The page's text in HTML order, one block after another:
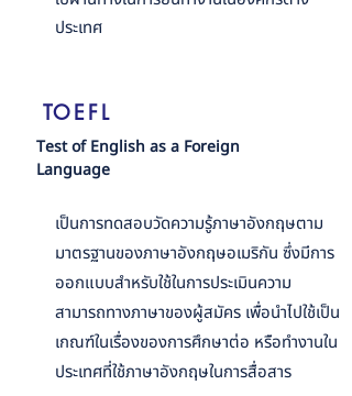
ประเทศ
TOEFL
Test of English as a Foreign
Language
เป็นการทดสอบวัดความรู้ภาษาอังกฤษตาม
มาตรฐานของภาษาอังกฤษอเมริกัน ซึ่งมีการ
ออกแบบสำหรับใช้ในการประเมินความ
สามารถทางภาษาของผู้สมัคร เพื่อนำไปใช้เป็น
เกณฑ์ในเรื่องของการศึกษาต่อ หรือทำงานใน
ประเทศที่ใช้ภาษาอังกฤษในการสื่อสาร